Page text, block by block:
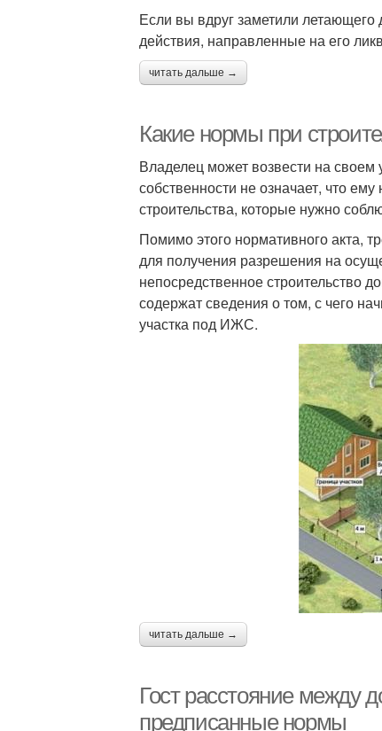
Если вы вдруг заметили летающего
действия, направленные на его
читать дальше →
Какие нормы при
Владелец может возвести на
собственности не означает, что
строительства, которые нужно
Помимо этого нормативного акта,
для получения разрешения на
непосредственное строительство
содержат сведения о том, с чего
участка под ИЖС.
читать дальше →
Гост расстояние между
предписанные нормы